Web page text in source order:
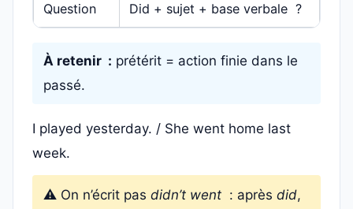
Question Did + sujet + base verbale ?
À retenir : prétérit = action finie dans le
passé.
I played yesterday. / She went home last
week.
⚠️ On n’écrit pas didn’t went : après did,